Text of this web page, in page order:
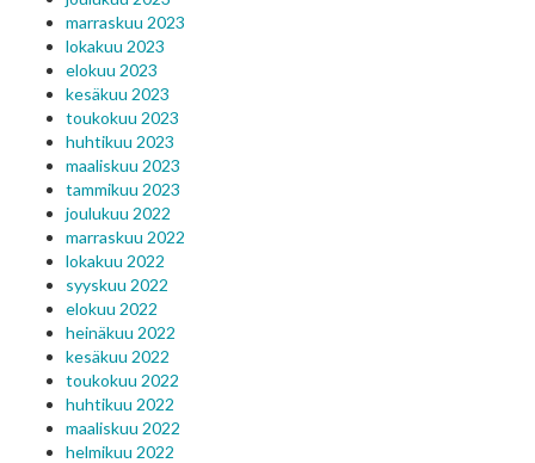
marraskuu 2023
lokakuu 2023
elokuu 2023
kesäkuu 2023
toukokuu 2023
huhtikuu 2023
maaliskuu 2023
tammikuu 2023
joulukuu 2022
marraskuu 2022
lokakuu 2022
syyskuu 2022
elokuu 2022
heinäkuu 2022
kesäkuu 2022
toukokuu 2022
huhtikuu 2022
maaliskuu 2022
helmikuu 2022